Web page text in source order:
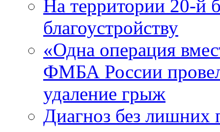
На территории 20-й
благоустройству
«Одна операция
ФМБА России
удаление грыж
Диагноз без лишних